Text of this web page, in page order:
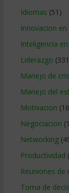
Idiomas (51)
Innovacion
Inteligencia
Liderazgo
Manejo de
Manejo del
Motivacion
Negociacion
Networking
Productividad
Reuniones de
Toma de